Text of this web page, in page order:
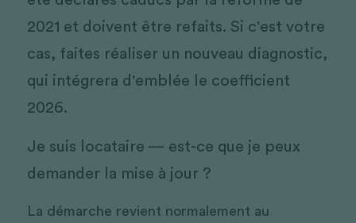
2021 et doivent être refaits. Si c'est votre
cas, faites réaliser un nouveau diagnostic,
qui intégrera d'emblée le coefficient
2026.
Je suis locataire — est-ce que je peux
demander la mise à jour ?
La démarche revient normalement au